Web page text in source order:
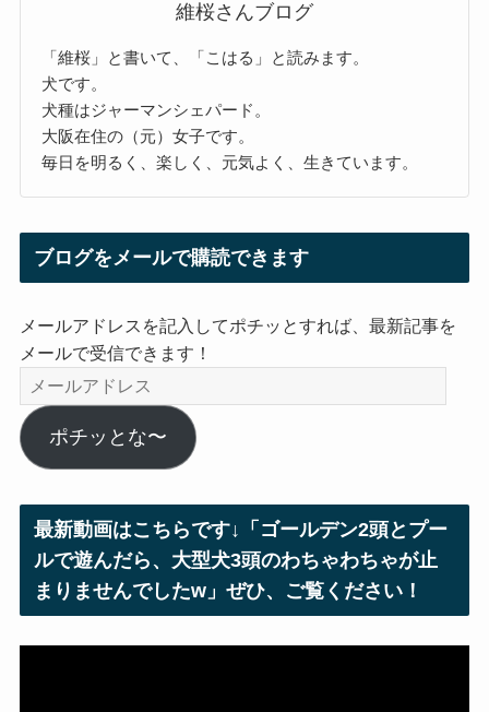
維桜さんブログ
「維桜」と書いて、「こはる」と読みます。
犬です。
犬種はジャーマンシェパード。
大阪在住の（元）女子です。
毎日を明るく、楽しく、元気よく、生きています。
ブログをメールで購読できます
メールアドレスを記入してポチッとすれば、最新記事を
メールで受信できます！
メ
ー
ル
ア
ス
ポチッとな〜
最新動画はこちらです↓「ゴールデン2頭とプー
ルで遊んだら、大型犬3頭のわちゃわちゃが止
まりませんでしたw」ぜひ、ご覧ください！